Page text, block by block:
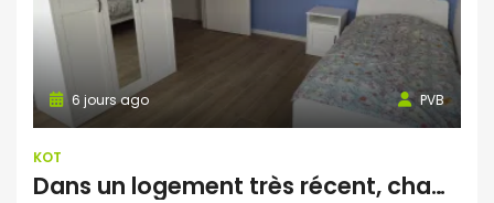
PVB
6 jours ago
KOT
Dans un logement très récent, chambre tout confort. Quartier Kraainem / ALMA